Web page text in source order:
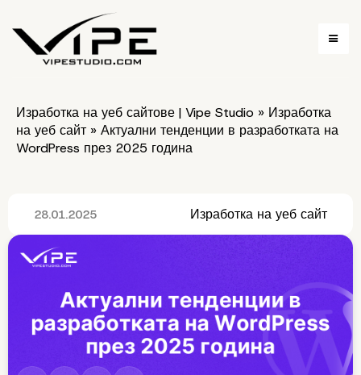
Изработка на уеб сайтове | Vipe Studio » Изработка
на уеб сайт » Актуални тенденции в разработката на
WordPress през 2025 година
28.01.2025 Изработка на уеб сайт